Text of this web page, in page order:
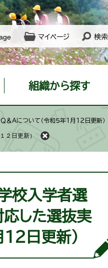
マイページ 検索
組織から探す
Ａについて（令和５年１月１２日更新）
２日更新）
校入学者選
した選抜実
２日更新）